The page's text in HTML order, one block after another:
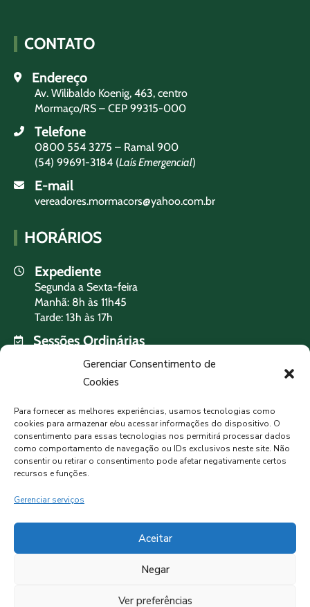
Gerenciar Consentimento de
Cookies
Para fornecer as melhores experiências, usamos tecnologias como
cookies para armazenar e/ou acessar informações do dispositivo. O
consentimento para essas tecnologias nos permitirá processar dados
como comportamento de navegação ou IDs exclusivos neste site. Não
consentir ou retirar o consentimento pode afetar negativamente certos
recursos e funções.
Gerenciar serviços
Aceitar
Negar
Ver preferências
CONTATO
Endereço
Av. Wilibaldo Koenig, 463, centro
Mormaço/RS – CEP 99315-000
Telefone
0800 554 3275 – Ramal 900
(54) 99691-3184 (Laís Emergencial)
E-mail
vereadores.mormacors@yahoo.com.br
HORÁRIOS
Expediente
Segunda a Sexta-feira
Manhã: 8h às 11h45
Tarde: 13h às 17h
Sessões Ordinárias
MORMAÇO, BR
82%
10°C